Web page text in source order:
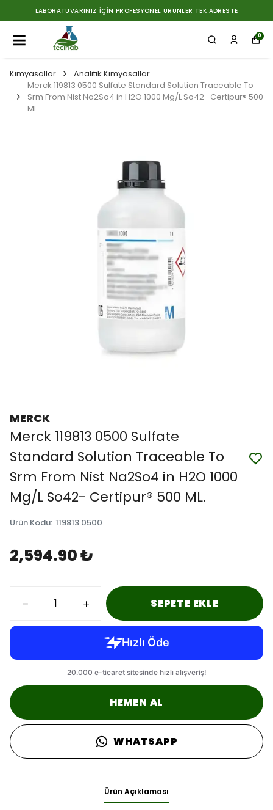
LABORATUVARINIZ İÇIN PROFESYONEL ÜRÜNLER TEK ADRESTE
0
Kimyasallar
Analitik Kimyasallar
Merck 119813 0500 Sulfate Standard Solution Traceable To
Srm From Nist Na2So4 in H2O 1000 Mg/L So42- Certipur® 500
ML.
MERCK
Merck 119813 0500 Sulfate
Standard Solution Traceable To
Srm From Nist Na2So4 in H2O 1000
Mg/L So42- Certipur® 500 ML.
Ürün Kodu: 119813 0500
2,594.90 ₺
SEPETE EKLE
HEMEN AL
WHATSAPP
Ürün Açıklaması